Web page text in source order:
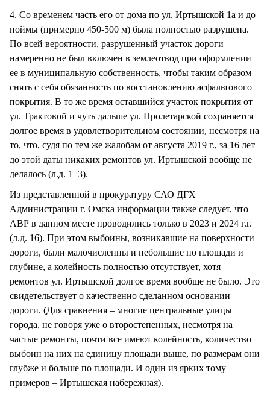
4. Со временем часть его от дома по ул. Иртышской 1а и до
поймы (примерно 450-500 м) была полностью разрушена.
По всей вероятности, разрушенный участок дороги
намеренно не был включен в землеотвод при оформлении
ее в муниципальную собственность, чтобы таким образом
снять с себя обязанность по восстановлению асфальтового
покрытия. В то же время оставшийся участок покрытия от
ул. Трактовой и чуть дальше ул. Пролетарской сохраняется
долгое время в удовлетворительном состоянии, несмотря на
то, что, судя по тем же жалобам от августа 2019 г., за 16 лет
до этой даты никаких ремонтов ул. Иртышской вообще не
делалось (л.д. 1–3).
Из представленной в прокуратуру САО ДГХ
Администрации г. Омска информации также следует, что
АВР в данном месте проводились только в 2023 и 2024 г.г.
(л.д. 16). При этом выбоины, возникавшие на поверхности
дороги, были малочисленны и небольшие по площади и
глубине, а колейность полностью отсутствует, хотя
ремонтов ул. Иртышской долгое время вообще не было. Это
свидетельствует о качественно сделанном основании
дороги. (Для сравнения – многие центральные улицы
города, не говоря уже о второстепенных, несмотря на
частые ремонты, почти все имеют колейность, количество
выбоин на них на единицу площади выше, по размерам они
глубже и больше по площади. И один из ярких тому
примеров – Иртышская набережная).